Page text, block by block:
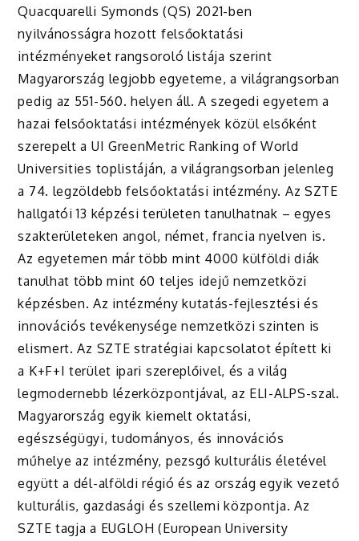
Quacquarelli Symonds (QS) 2021-ben
nyilvánosságra hozott felsőoktatási
intézményeket rangsoroló listája szerint
Magyarország legjobb egyeteme, a világrangsorban
pedig az 551-560. helyen áll. A szegedi egyetem a
hazai felsőoktatási intézmények közül elsőként
szerepelt a UI GreenMetric Ranking of World
Universities toplistáján, a világrangsorban jelenleg
a 74. legzöldebb felsőoktatási intézmény. Az SZTE
hallgatói 13 képzési területen tanulhatnak – egyes
szakterületeken angol, német, francia nyelven is.
Az egyetemen már több mint 4000 külföldi diák
tanulhat több mint 60 teljes idejű nemzetközi
képzésben. Az intézmény kutatás-fejlesztési és
innovációs tevékenysége nemzetközi szinten is
elismert. Az SZTE stratégiai kapcsolatot épített ki
a K+F+I terület ipari szereplőivel, és a világ
legmodernebb lézerközpontjával, az ELI-ALPS-szal.
Magyarország egyik kiemelt oktatási,
egészségügyi, tudományos, és innovációs
műhelye az intézmény, pezsgő kulturális életével
együtt a dél-alföldi régió és az ország egyik vezető
kulturális, gazdasági és szellemi központja. Az
SZTE tagja a EUGLOH (European University